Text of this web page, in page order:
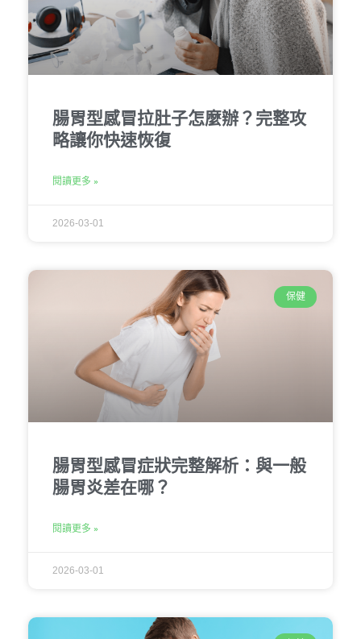
腸胃型感冒拉肚子怎麼辦？完整攻
略讓你快速恢復
閱讀更多 »
2026-03-01
保健
腸胃型感冒症狀完整解析：與一般
腸胃炎差在哪？
閱讀更多 »
2026-03-01